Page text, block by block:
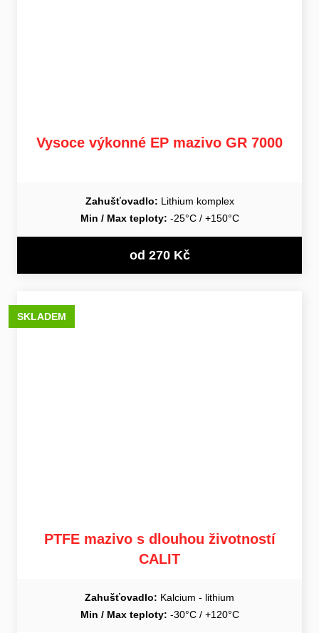
Vysoce výkonné EP mazivo GR 7000
Zahušťovadlo: Lithium komplex
Min / Max teploty: -25°C / +150°C
od 270 Kč
SKLADEM
PTFE mazivo s dlouhou životností
CALIT
Zahušťovadlo: Kalcium - lithium
Min / Max teploty: -30°C / +120°C